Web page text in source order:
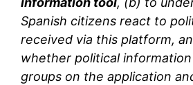
Spanish citizens react to
received via this platform,
whether political information
groups on the application